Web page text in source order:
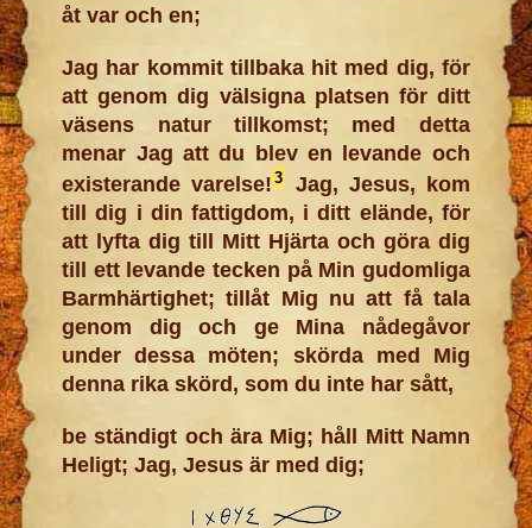
åt var och en;
Jag har kommit tillbaka hit med dig, för
att genom dig välsigna platsen för ditt
väsens natur tillkomst; med detta
menar Jag att du blev en levande och
existerande varelse!3
Jag, Jesus, kom
till dig i din fattigdom, i ditt elände, för
att lyfta dig till Mitt Hjärta och göra dig
till ett levande tecken på Min gudomliga
Barmhärtighet; tillåt Mig nu att få tala
genom dig och ge Mina nådegåvor
under dessa möten; skörda med Mig
denna rika skörd, som du inte har sått,
be ständigt och ära Mig; håll Mitt Namn
Heligt; Jag, Jesus är med dig;